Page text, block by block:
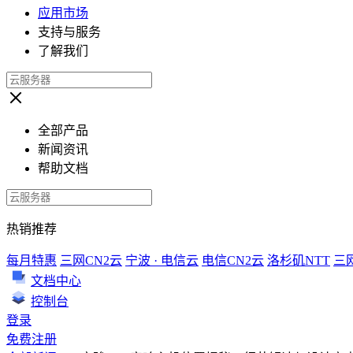
应用市场
支持与服务
了解我们
全部产品
新闻资讯
帮助文档
热销推荐
每月特惠 三网CN2云 宁波 · 电信云 电信CN2云 洛杉矶NTT 三
文档中心
控制台
登录
免费注册